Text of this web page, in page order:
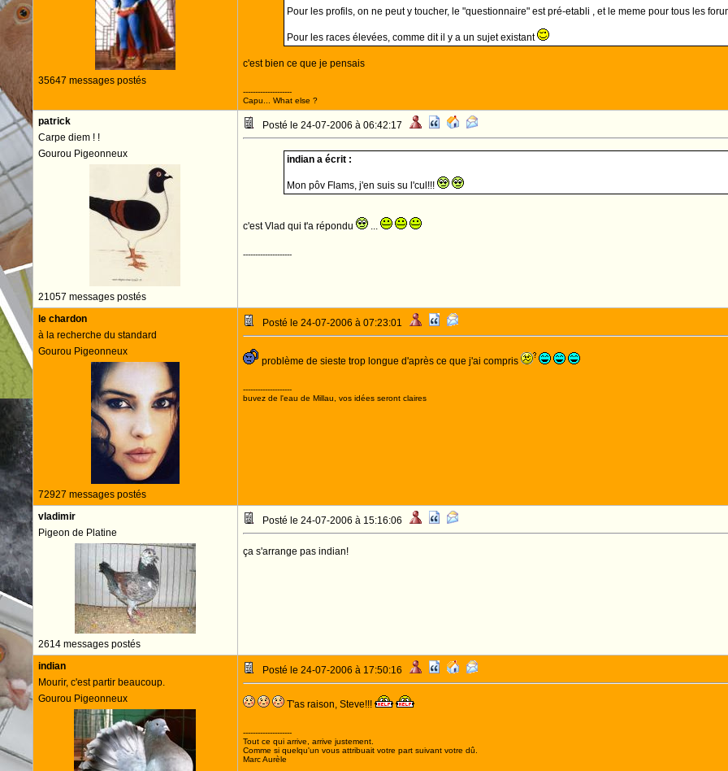
35647 messages postés
Pour les profils, on ne peut y toucher, le "questionnaire" est pré-etabli , et le meme pour tous les
Pour les races élevées, comme dit il y a un sujet existant
c'est bien ce que je pensais
--------------------
Capu... What else ?
patrick
Carpe diem ! !
Gourou Pigeonneux
21057 messages postés
Posté le 24-07-2006 à 06:42:17
indian a écrit :
Mon pôv Flams, j'en suis su l'cul!!!
c'est Vlad qui t'a répondu ...
--------------------
le chardon
à la recherche du standard
Gourou Pigeonneux
72927 messages postés
Posté le 24-07-2006 à 07:23:01
problème de sieste trop longue d'après ce que j'ai compris
--------------------
buvez de l'eau de Millau, vos idées seront claires
vladimir
Pigeon de Platine
2614 messages postés
Posté le 24-07-2006 à 15:16:06
ça s'arrange pas indian!
indian
Mourir, c'est partir beaucoup.
Gourou Pigeonneux
Posté le 24-07-2006 à 17:50:16
T'as raison, Steve!!!
--------------------
Tout ce qui arrive, arrive justement.
Comme si quelqu'un vous attribuait votre part suivant votre dû.
Marc Aurèle